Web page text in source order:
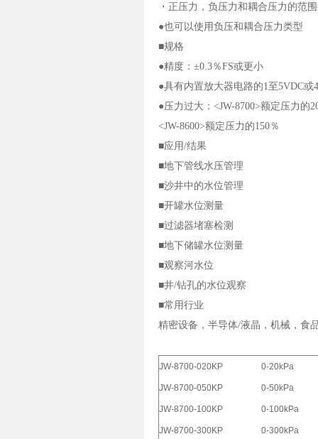
・正压力，负压力和耦合压力的范
●也可以使用负压和耦合压力类型
■规格
●精度：±0.3％FS或更小
●具有内置放大器电路的1至5VDC或
●压力过大：<JW-8700>额定压力的
<JW-8600>额定压力的150％
■应用/结果
■地下管线水压管理
■沙井中的水位管理
■开罐水位测量
■过滤器堵塞检测
■地下储罐水位测量
■观察河水位
■井/钻孔的水位观察
■常用行业
精密设备，半导体/液晶，机械，食
JW-8700-020KP 0-20kPa
JW-8700-050KP 0-50kPa
JW-8700-100KP 0-100kPa
JW-8700-300KP 0-300kPa